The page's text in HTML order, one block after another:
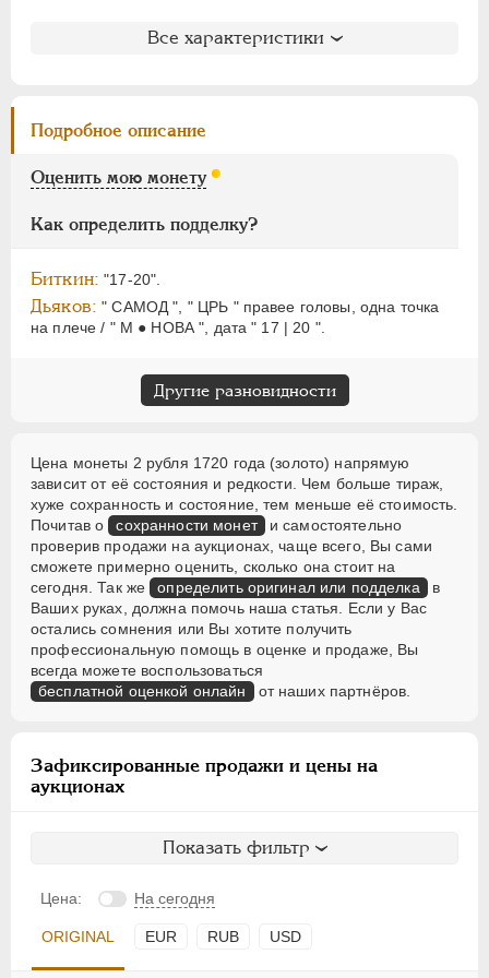
Литература и редкость
Дьяков: не вошла в описание
Дьяков ЗС
Семёнов: не вошла в описание
Гиль : 2 (точка)
Все характеристики
Подробное описание
Оценить мою монету
Как определить подделку?
Биткин: "17-20".
Дьяков: " САМОД ", " ЦРЬ " правее головы, одна точка
на плече / " М ● НОВА ", дата " 17 | 20 ".
Другие разновидности
Цена монеты 2 рубля 1720 года (золото) напрямую
зависит от её состояния и редкости. Чем больше тираж,
хуже сохранность и состояние, тем меньше её стоимость.
Почитав о сохранности монет и самостоятельно
проверив продажи на аукционах, чаще всего, Вы сами
сможете примерно оценить, сколько она стоит на
сегодня. Так же определить оригинал или подделка в
Ваших руках, должна помочь наша статья. Если у Вас
остались сомнения или Вы хотите получить
профессиональную помощь в оценке и продаже, Вы
всегда можете воспользоваться
бесплатной оценкой онлайн от наших партнёров.
Зафиксированные продажи и цены на
аукционах
Показать фильтр
Цена: На сегодня
ORIGINAL EUR RUB USD
1855-1881
ВРЕМЕННОЕ ПРАВ. 1917-1918